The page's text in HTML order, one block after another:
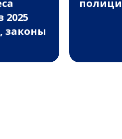
законы